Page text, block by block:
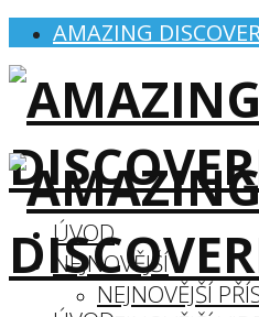
AMAZING
ÚVOD
NEJNOVĚJŠÍ
NEJNOVĚJŠÍ